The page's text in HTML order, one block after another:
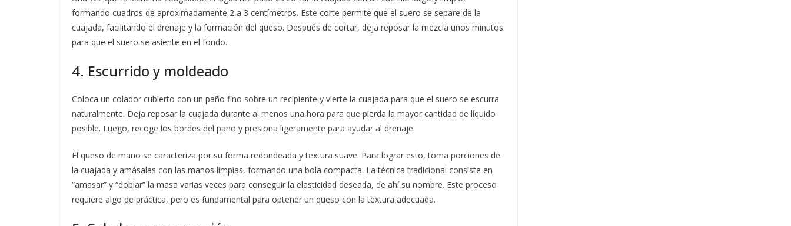
formando cuadros de aproximadamente 2 a 3 centímetros. Este corte permite que el suero se separe de la
cuajada, facilitando el drenaje y la formación del queso. Después de cortar, deja reposar la mezcla unos minutos
para que el suero se asiente en el fondo.
4. Escurrido y moldeado
Coloca un colador cubierto con un paño fino sobre un recipiente y vierte la cuajada para que el suero se escurra
naturalmente. Deja reposar la cuajada durante al menos una hora para que pierda la mayor cantidad de líquido
posible. Luego, recoge los bordes del paño y presiona ligeramente para ayudar al drenaje.
El queso de mano se caracteriza por su forma redondeada y textura suave. Para lograr esto, toma porciones de
la cuajada y amásalas con las manos limpias, formando una bola compacta. La técnica tradicional consiste en
“amasar” y “doblar” la masa varias veces para conseguir la elasticidad deseada, de ahí su nombre. Este proceso
requiere algo de práctica, pero es fundamental para obtener un queso con la textura adecuada.